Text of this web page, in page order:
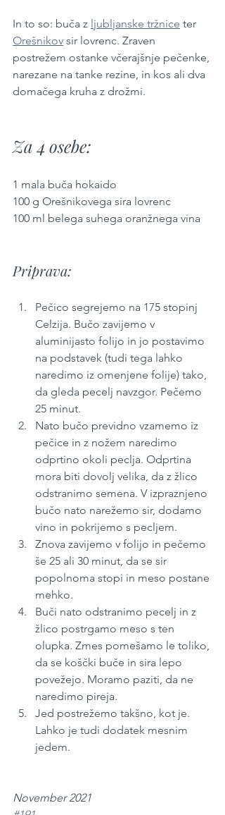
In to so: buča z ljubljanske tržnice ter
Orešnikov sir lovrenc. Zraven
postrežem ostanke včerajšnje pečenke,
narezane na tanke rezine, in kos ali dva
domačega kruha z drožmi.
Za 4 osebe:
1 mala buča hokaido
100 g Orešnikovega sira lovrenc
100 ml belega suhega oranžnega vina
Priprava:
Pečico segrejemo na 175 stopinj
Celzija. Bučo zavijemo v
aluminijasto folijo in jo postavimo
na podstavek (tudi tega lahko
naredimo iz omenjene folije) tako,
da gleda pecelj navzgor. Pečemo
25 minut.
Nato bučo previdno vzamemo iz
pečice in z nožem naredimo
odprtino okoli peclja. Odprtina
mora biti dovolj velika, da z žlico
odstranimo semena. V izpraznjeno
bučo nato narežemo sir, dodamo
vino in pokrijemo s pecljem.
Znova zavijemo v folijo in pečemo
še 25 ali 30 minut, da se sir
popolnoma stopi in meso postane
mehko.
Buči nato odstranimo pecelj in z
žlico postrgamo meso s ten
olupka. Zmes pomešamo le toliko,
da se koščki buče in sira lepo
povežejo. Moramo paziti, da ne
naredimo pireja.
Jed postrežemo takšno, kot je.
Lahko je tudi dodatek mesnim
jedem.
November 2021